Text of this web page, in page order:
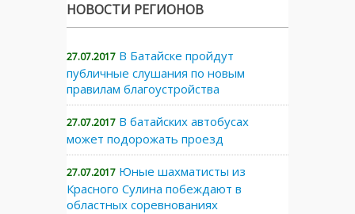
НОВОСТИ РЕГИОНОВ
27.07.2017 В Батайске пройдут
публичные слушания по новым
правилам благоустройства
27.07.2017 В батайских автобусах
может подорожать проезд
27.07.2017 Юные шахматисты из
Красного Сулина побеждают в
областных соревнованиях